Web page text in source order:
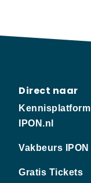
Direct naar
Kennisplatform
IPON.nl
Vakbeurs IPON
Gratis Tickets